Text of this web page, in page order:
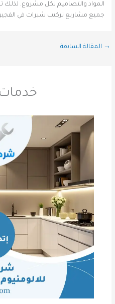
المواد والتصاميم لكل مشروع. لذلك
جميع مشاريع تركيب شبرات في
→ المقالة السابقة